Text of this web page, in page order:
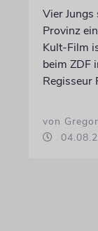
Vier
Provinz
Kult-Film
beim ZDF
Regisseur
von